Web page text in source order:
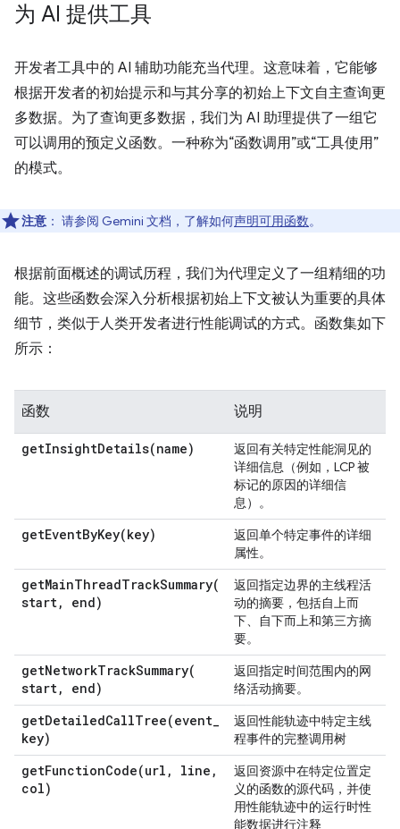
为 AI 提供工具
开发者工具中的 AI 辅助功能充当代理。这意味着，它能够
根据开发者的初始提示和与其分享的初始上下文自主查询更
多数据。为了查询更多数据，我们为 AI 助理提供了一组它
可以调用的预定义函数。一种称为“函数调用”或“工具使用”
的模式。
注意 ： 请参阅 Gemini 文档，了解如何声明可用函数。
根据前面概述的调试历程，我们为代理定义了一组精细的功
能。这些函数会深入分析根据初始上下文被认为重要的具体
细节，类似于人类开发者进行性能调试的方式。函数集如下
所示：
函数 说明
getInsightDetails(name)
返回有关特定性能洞见的
详细信息（例如，LCP 被
标记的原因的详细信
息）。
getEventByKey(key)
返回单个特定事件的详细
属性。
getMainThreadTrackSummary(
start, end)
返回指定边界的主线程活
动的摘要，包括自上而
下、自下而上和第三方摘
要。
getNetworkTrackSummary(
start, end)
返回指定时间范围内的网
络活动摘要。
getDetailedCallTree(event_
key)
返回性能轨迹中特定主线
程事件的完整调用树
getFunctionCode(url , line ,
col)
返回资源中在特定位置定
义的函数的源代码，并使
用性能轨迹中的运行时性
能数据进行注释